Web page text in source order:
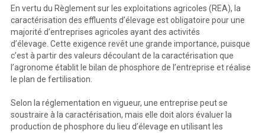
Audrey Jenkins, CRAAQ
PARTENAIRES FINANCIERS
Ce projet a été financé par le ministère de l’ Agriculture, des Pêcheries et de l
le cadre du programme Prime-Vert.
En vertu du Règlement sur les exploitations agricoles (REA), la
caractérisation des effluents d’élevage est obligatoire pour une
majorité d’entreprises agricoles ayant des activités
d’élevage. Cette exigence revêt une grande importance, puisque
c’est à partir des valeurs découlant de la caractérisation que
l’agronome établit le bilan de phosphore de l’entreprise et réalise
le plan de fertilisation.
Selon la réglementation en vigueur, une entreprise peut se
soustraire à la caractérisation, mais elle doit alors évaluer la
production de phosphore du lieu d’élevage en utilisant les